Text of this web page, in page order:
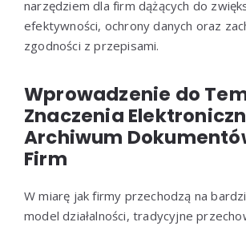
narzędziem dla firm dążących do
efektywności, ochrony danych oraz
zgodności z przepisami.
Wprowadzenie do
Znaczenia
Archiwum
Firm
W miarę jak firmy przechodzą na
model działalności, tradycyjne